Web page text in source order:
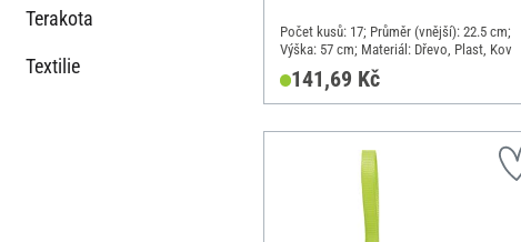
Terakota
Textilie
Počet kusů: 17; Průměr (vnější): 22.5 cm;
Výška: 57 cm; Materiál: Dřevo, Plast, Kov
141,69 Kč